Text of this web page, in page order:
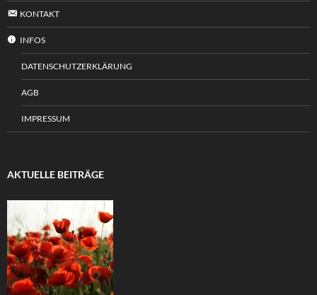
KONTAKT
INFOS
DATENSCHUTZERKLÄRUNG
AGB
IMPRESSUM
AKTUELLE BEITRÄGE